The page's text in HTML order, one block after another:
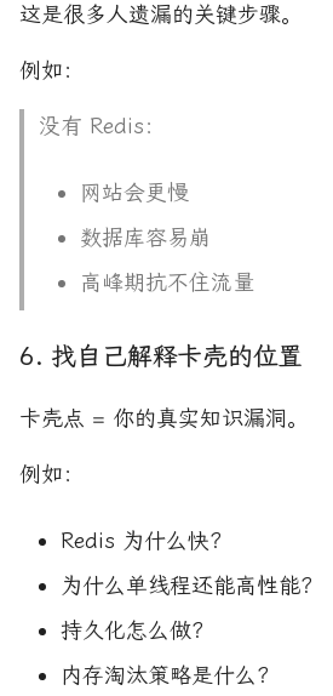
这是很多人遗漏的关键步骤。
例如：
没有 Redis：
网站会更慢
数据库容易崩
高峰期抗不住流量
6. 找自己解释卡壳的位置
卡壳点 = 你的真实知识漏洞。
例如：
Redis 为什么快？
为什么单线程还能高性能？
持久化怎么做？
内存淘汰策略是什么？